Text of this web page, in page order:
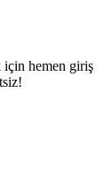
için hemen giriş